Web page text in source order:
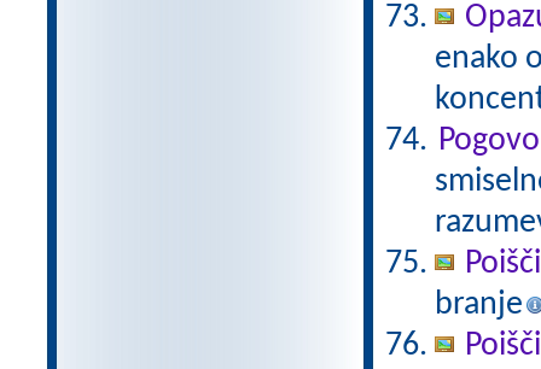
enako
branje